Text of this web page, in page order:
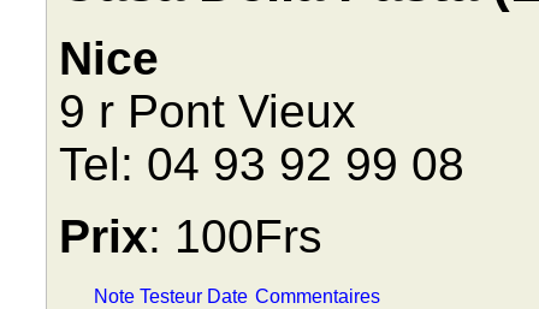
Nice
9 r Pont Vieux
Tel: 04 93 92 99 08
Prix: 100Frs
Note Testeur Date Commentaires